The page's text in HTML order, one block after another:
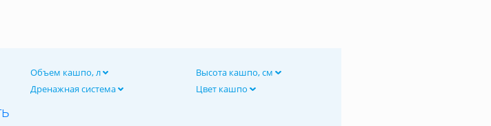
Объем кашпо, л
Высота кашпо, см
Дренажная система Цвет кашпо